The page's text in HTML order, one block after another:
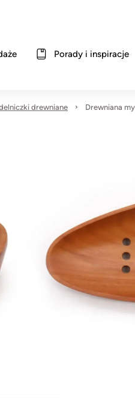
Porady i inspiracje
drewniane Drewniana